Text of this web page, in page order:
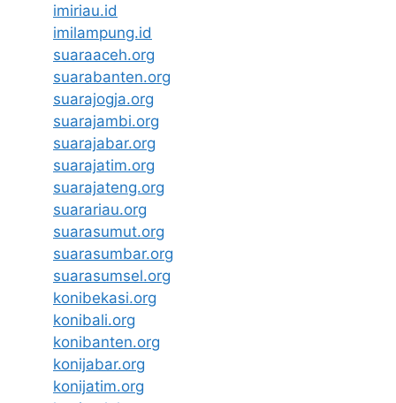
imiriau.id
imilampung.id
suaraaceh.org
suarabanten.org
suarajogja.org
suarajambi.org
suarajabar.org
suarajatim.org
suarajateng.org
suarariau.org
suarasumut.org
suarasumbar.org
suarasumsel.org
konibekasi.org
konibali.org
konibanten.org
konijabar.org
konijatim.org